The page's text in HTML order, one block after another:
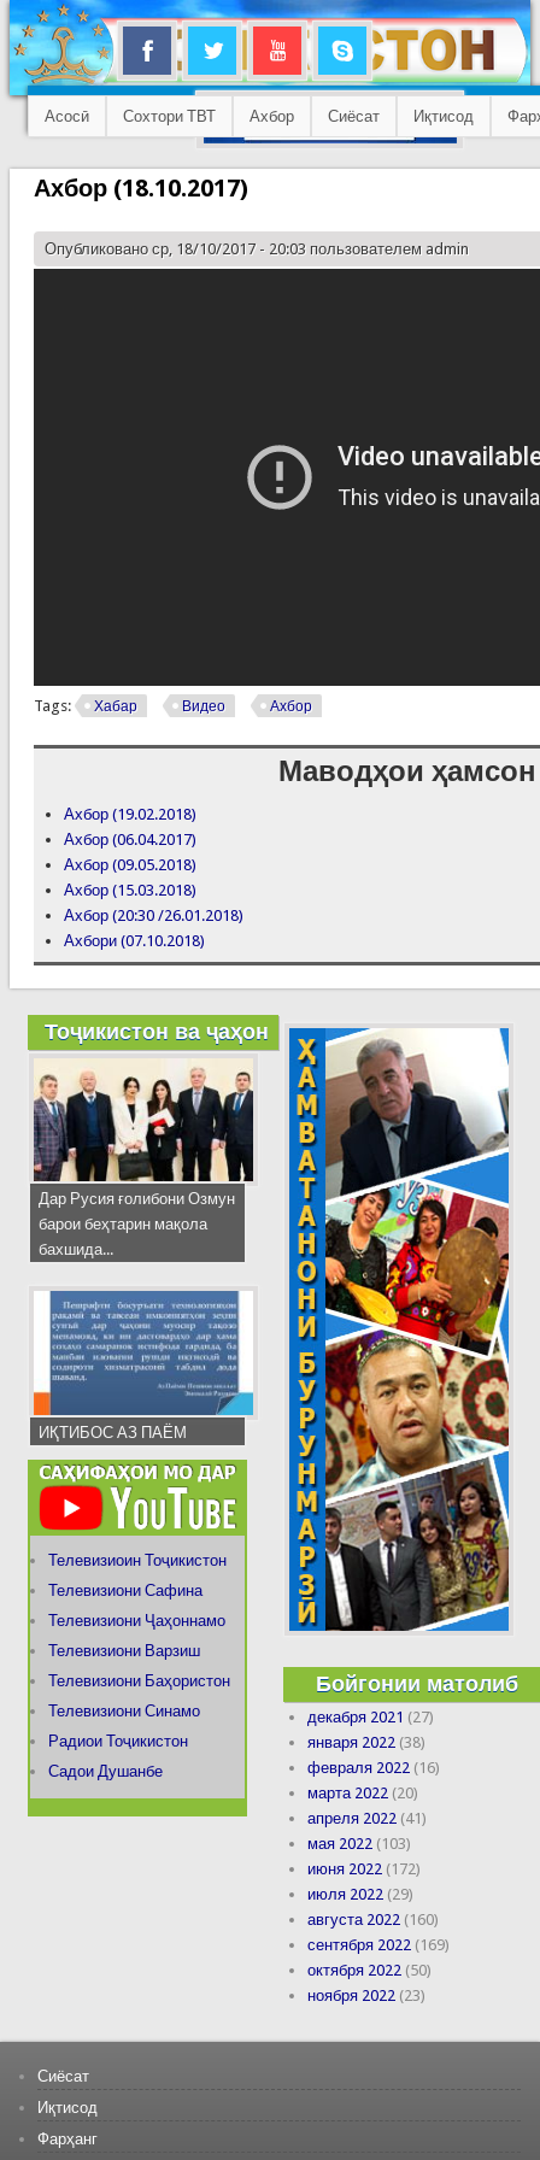
Асосӣ Сохтори ТВТ Ахбор Сиёсат Иқтисод
Ахбор (18.10.2017)
Опубликовано ср, 18/10/2017 - 20:03 пользователем admin
Tags: Хабар Видео Ахбор
Маводҳои ҳамсон
Ахбор (19.02.2018)
Ахбор (06.04.2017)
Ахбор (09.05.2018)
Ахбор (15.03.2018)
Ахбор (20:30 /26.01.2018)
Ахбори (07.10.2018)
Тоҷикистон ва ҷаҳон
Дар Русия ғолибони Озмун
барои беҳтарин мақола
бахшида...
ИҚТИБОС АЗ ПАЁМ
Телевизиоин Тоҷикистон
Телевизиони Сафина
Телевизиони Ҷаҳоннамо
Телевизиони Варзиш
Телевизиони Баҳористон
Телевизиони Синамо
Радиои Тоҷикистон
Садои Душанбе
Бойгонии матолиб
декабря 2021 (27)
января 2022 (38)
февраля 2022 (16)
марта 2022 (20)
апреля 2022 (41)
мая 2022 (103)
июня 2022 (172)
июля 2022 (29)
августа 2022 (160)
сентября 2022 (169)
октября 2022 (50)
ноября 2022 (23)
Сиёсат
Иқтисод
Фарҳанг